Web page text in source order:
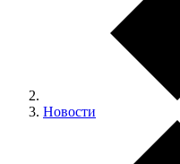
Новости